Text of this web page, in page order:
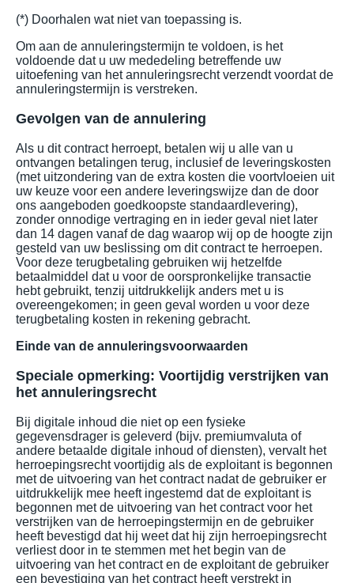
(*) Doorhalen wat niet van toepassing is.
Om aan de annuleringstermijn te voldoen, is het
voldoende dat u uw mededeling betreffende uw
uitoefening van het annuleringsrecht verzendt voordat de
annuleringstermijn is verstreken.
Gevolgen van de annulering
Als u dit contract herroept, betalen wij u alle van u
ontvangen betalingen terug, inclusief de leveringskosten
(met uitzondering van de extra kosten die voortvloeien uit
uw keuze voor een andere leveringswijze dan de door
ons aangeboden goedkoopste standaardlevering),
zonder onnodige vertraging en in ieder geval niet later
dan 14 dagen vanaf de dag waarop wij op de hoogte zijn
gesteld van uw beslissing om dit contract te herroepen.
Voor deze terugbetaling gebruiken wij hetzelfde
betaalmiddel dat u voor de oorspronkelijke transactie
hebt gebruikt, tenzij uitdrukkelijk anders met u is
overeengekomen; in geen geval worden u voor deze
terugbetaling kosten in rekening gebracht.
Einde van de annuleringsvoorwaarden
Speciale opmerking: Voortijdig verstrijken van
het annuleringsrecht
Bij digitale inhoud die niet op een fysieke
gegevensdrager is geleverd (bijv. premiumvaluta of
andere betaalde digitale inhoud of diensten), vervalt het
herroepingsrecht voortijdig als de exploitant is begonnen
met de uitvoering van het contract nadat de gebruiker er
uitdrukkelijk mee heeft ingestemd dat de exploitant is
begonnen met de uitvoering van het contract voor het
verstrijken van de herroepingstermijn en de gebruiker
heeft bevestigd dat hij weet dat hij zijn herroepingsrecht
verliest door in te stemmen met het begin van de
uitvoering van het contract en de exploitant de gebruiker
een bevestiging van het contract heeft verstrekt in